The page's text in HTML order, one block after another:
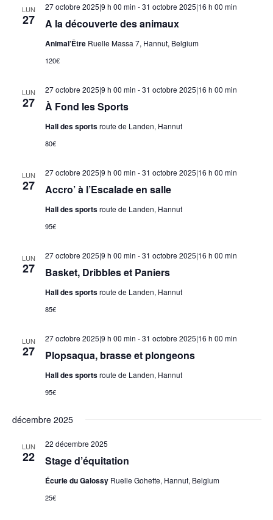
LUN
27 A la découverte des animaux
27 octobre 2025|9 h 00 min -31 octobre 2025|16 h 00 min
Animal’Être Ruelle Massa 7, Hannut, Belgium
120€
LUN
27 À Fond les Sports
27 octobre 2025|9 h 00 min -31 octobre 2025|16 h 00 min
Hall des sportsroute de Landen, Hannut
80€
LUN
27 Accro’ à l’Escalade en salle
27 octobre 2025|9 h 00 min -31 octobre 2025|16 h 00 min
Hall des sportsroute de Landen, Hannut
95€
LUN
27 Basket, Dribbles et Paniers
27 octobre 2025|9 h 00 min -31 octobre 2025|16 h 00 min
Hall des sportsroute de Landen, Hannut
85€
LUN
27 Plopsaqua, brasse et plongeons
27 octobre 2025|9 h 00 min -31 octobre 2025|16 h 00 min
Hall des sportsroute de Landen, Hannut
95€
décembre 2025
LUN
22 Stage d’équitation
22 décembre 2025
Écurie du Galossy Ruelle Gohette, Hannut, Belgium
25€